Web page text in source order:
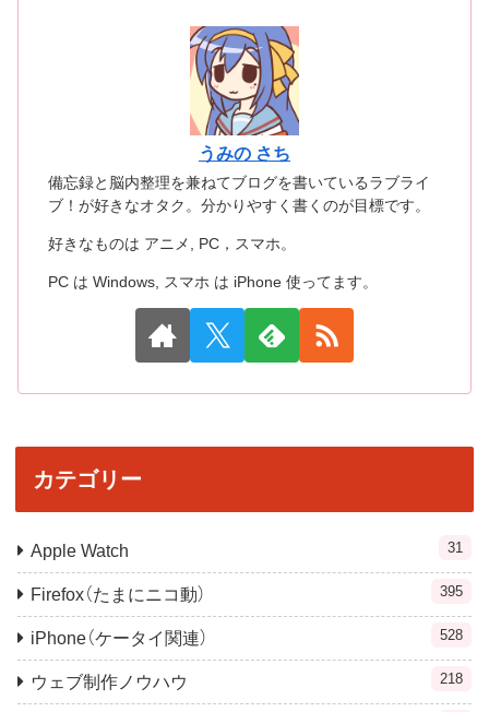
うみの さち
備忘録と脳内整理を兼ねてブログを書いているラブライ
ブ！が好きなオタク。分かりやすく書くのが目標です。
好きなものは アニメ, PC，スマホ。
PC は Windows, スマホ は iPhone 使ってます。
カテゴリー
Apple Watch 31
Firefox（たまにニコ動） 395
iPhone（ケータイ関連） 528
ウェブ制作ノウハウ 218